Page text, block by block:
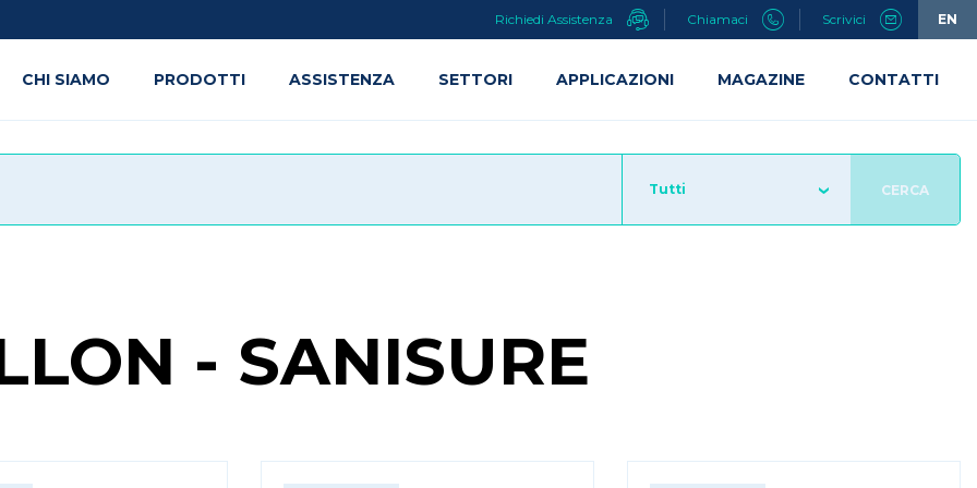
Tutti CERCA
- SANISURE
Richiedi Assistenza Chiamaci Scrivici EN
CHI SIAMO PRODOTTI ASSISTENZA SETTORI APPLICAZIONI MAGAZINE CONTATTI